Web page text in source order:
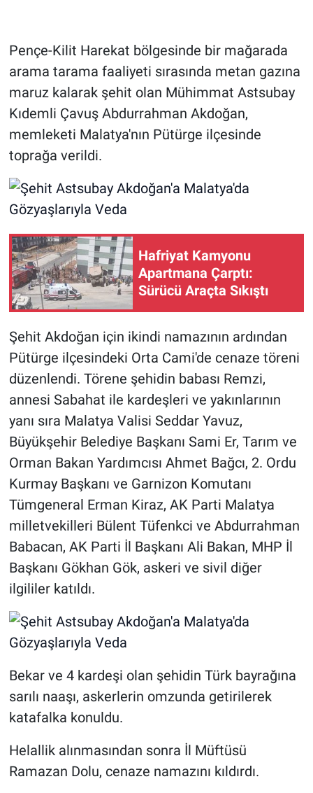
Pençe-Kilit Harekat bölgesinde bir mağarada
arama tarama faaliyeti sırasında metan gazına
maruz kalarak şehit olan Mühimmat Astsubay
Kıdemli Çavuş Abdurrahman Akdoğan,
memleketi Malatya'nın Pütürge ilçesinde
toprağa verildi.
Hafriyat Kamyonu
Apartmana Çarptı:
Sürücü Araçta Sıkıştı
Şehit Akdoğan için ikindi namazının ardından
Pütürge ilçesindeki Orta Cami'de cenaze töreni
düzenlendi. Törene şehidin babası Remzi,
annesi Sabahat ile kardeşleri ve yakınlarının
yanı sıra Malatya Valisi Seddar Yavuz,
Büyükşehir Belediye Başkanı Sami Er, Tarım ve
Orman Bakan Yardımcısı Ahmet Bağcı, 2. Ordu
Kurmay Başkanı ve Garnizon Komutanı
Tümgeneral Erman Kiraz, AK Parti Malatya
milletvekilleri Bülent Tüfenkci ve Abdurrahman
Babacan, AK Parti İl Başkanı Ali Bakan, MHP İl
Başkanı Gökhan Gök, askeri ve sivil diğer
ilgililer katıldı.
Bekar ve 4 kardeşi olan şehidin Türk bayrağına
sarılı naaşı, askerlerin omzunda getirilerek
katafalka konuldu.
Helallik alınmasından sonra İl Müftüsü
Ramazan Dolu, cenaze namazını kıldırdı.